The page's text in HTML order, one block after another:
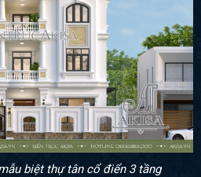
biệt thự tân cổ điển 3 tầng